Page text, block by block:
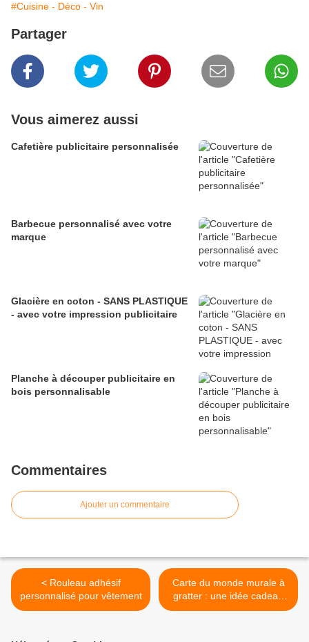
#Cuisine - Déco - Vin
Partager
Vous aimerez aussi
Cafetière publicitaire personnalisée
Barbecue personnalisé avec votre
marque
Glacière en coton - SANS PLASTIQUE
- avec votre impression publicitaire
Planche à découper publicitaire en
bois personnalisable
Commentaires
Ajouter un commentaire
< Rouleau adhésif
personnalisé pour vêtement
Carte du monde murale à
gratter : une idée cadeau
d'entreprise >